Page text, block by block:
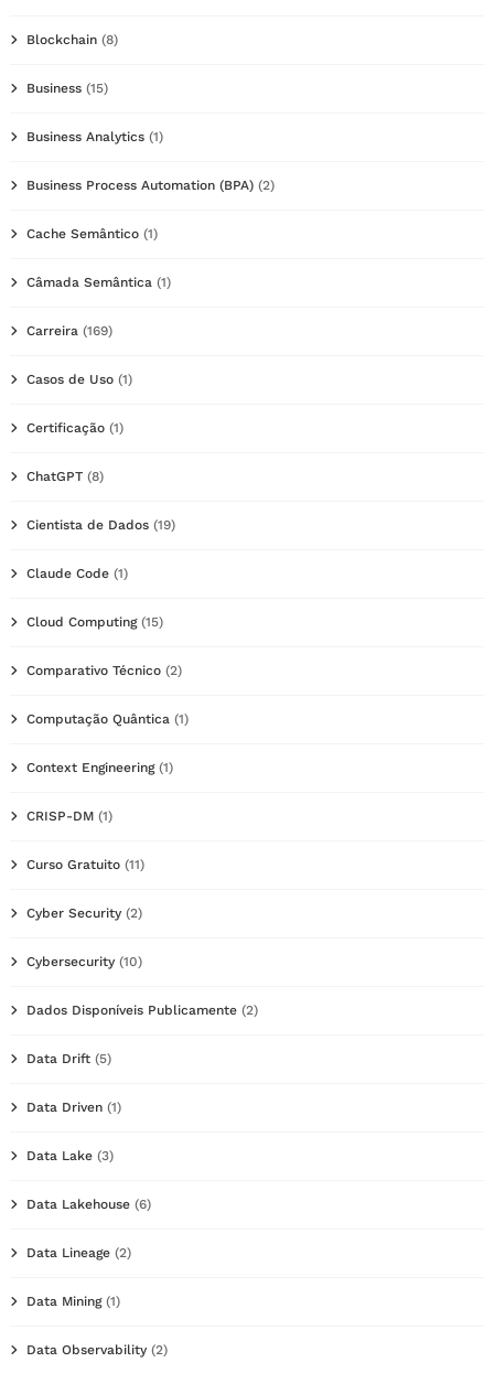
Blockchain (8)
Business (15)
Business Analytics (1)
Business Process Automation (BPA) (2)
Cache Semântico (1)
Câmada Semântica (1)
Carreira (169)
Casos de Uso (1)
Certificação (1)
ChatGPT (8)
Cientista de Dados (19)
Claude Code (1)
Cloud Computing(15)
Comparativo Técnico (2)
Computação Quântica (1)
Context Engineering(1)
CRISP-DM (1)
Curso Gratuito (11)
Cyber Security (2)
Cybersecurity (10)
Dados Disponíveis Publicamente (2)
Data Drift (5)
Data Driven (1)
Data Lake (3)
Data Lakehouse (6)
Data Lineage (2)
Data Mining(1)
Data Observability (2)